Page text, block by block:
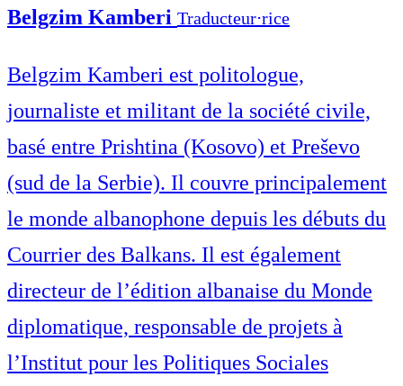
Belgzim Kamberi Traducteur⋅rice
Belgzim Kamberi est politologue,
journaliste et militant de la société civile,
basé entre Prishtina (Kosovo) et Preševo
(sud de la Serbie). Il couvre principalement
le monde albanophone depuis les débuts du
Courrier des Balkans. Il est également
directeur de l’édition albanaise du Monde
diplomatique, responsable de projets à
l’Institut pour les Politiques Sociales